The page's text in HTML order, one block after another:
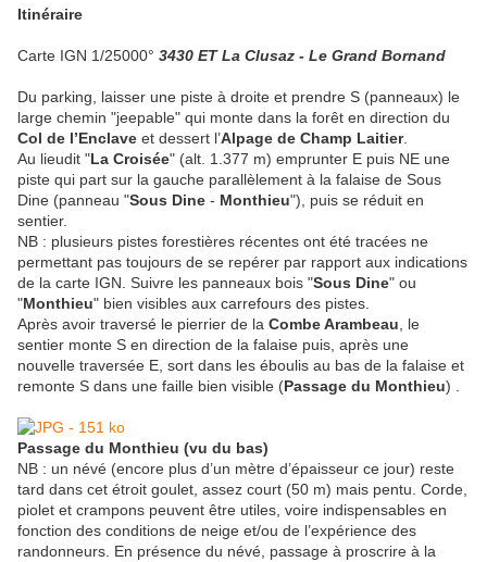
Itinéraire
Carte IGN 1/25000° 3430 ET La Clusaz - Le Grand Bornand
Du parking, laisser une piste à droite et prendre S (panneaux) le
large chemin "jeepable" qui monte dans la forêt en direction du
Col de l’Enclave et dessert l’Alpage de Champ Laitier.
Au lieudit "La Croisée" (alt. 1.377 m) emprunter E puis NE une
piste qui part sur la gauche parallèlement à la falaise de Sous
Dine (panneau "Sous Dine - Monthieu"), puis se réduit en
sentier.
NB : plusieurs pistes forestières récentes ont été tracées ne
permettant pas toujours de se repérer par rapport aux indications
de la carte IGN. Suivre les panneaux bois "Sous Dine" ou
"Monthieu" bien visibles aux carrefours des pistes.
Après avoir traversé le pierrier de la Combe Arambeau , le
sentier monte S en direction de la falaise puis, après une
nouvelle traversée E, sort dans les éboulis au bas de la falaise et
remonte S dans une faille bien visible (Passage du Monthieu) .
Passage du Monthieu (vu du bas)
NB : un névé (encore plus d’un mètre d’épaisseur ce jour) reste
tard dans cet étroit goulet, assez court (50 m) mais pentu. Corde,
piolet et crampons peuvent être utiles, voire indispensables en
fonction des conditions de neige et/ou de l’expérience des
randonneurs. En présence du névé, passage à proscrire à la